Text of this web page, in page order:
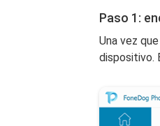
Paso 1:
Una vez
dispositivo.